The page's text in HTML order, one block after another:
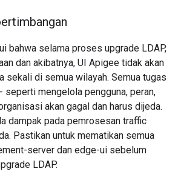
bahwa selama proses upgrade LDAP,
dan akibatnya, UI Apigee tidak akan
sekali di semua wilayah. Semua tugas
seperti mengelola pengguna, peran,
akan gagal dan harus dijeda.
dampak pada pemrosesan traffic
Pastikan untuk mematikan semua
server dan edge-ui sebelum
LDAP.